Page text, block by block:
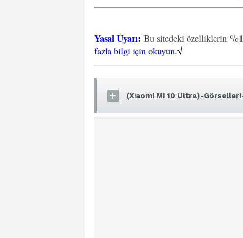
Yasal Uyarı: Bu sitedeki özelliklerin
fazla bilgi için okuyun.√
(Xiaomi Mi 10 Ultra)-